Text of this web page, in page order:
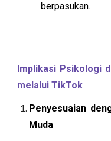
berpasukan.
Implikasi Psikologi
melalui TikTok
Penyesuaian
Muda